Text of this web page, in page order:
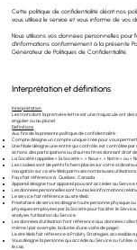
Cette politique de confidentialité décrit nos
vous utilisez le service et vous informe de
Nous utilisons vos données personnelles pour
d'informations conformément à la présente
Générateur de Politiques de Confidentialité.
Interprétation et définitions
Interprétation
Les mots dont la première lettre est une majuscule ont des
singulier ou au pluriel.
Définitions
Aux fins de la présente politique de confidentialité :
Compte désigne un compte unique créé pour vous
Une filiale désigne une entité qui contrôle, est contrôlée
actions, des participations ou d'autres titres donnant droit
La Société (appelée « la Société », « Nous », « Notre » ou «
Les cookies sont de petits fichiers placés sur votre
navigation sur ce site Web parmi ses nombreuses utilisations.
Pays fait référence à : Québec, Canada
Appareil désigne tout appareil pouvant accéder au
Les données personnelles sont toutes les informations
Le service fait référence au site Web.
Prestataire de services désigne toute personne physique
physiques employées par la Société pour faciliter le
analyser l'utilisation du Service.
Les données d'utilisation font référence aux données
même (par exemple, la durée d'une visite de page).
Le site Web fait référence à Probity Strategies, accessible
Vous désigne la personne qui accède au Service ou
le cas.